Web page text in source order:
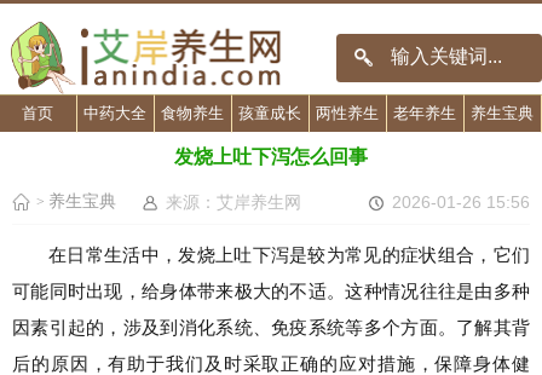
首页 中药大全 食物养生 孩童成长 两性养生 老年养生 养生宝典
发烧上吐下泻怎么回事
> 养生宝典 来源：艾岸养生网 2026-01-26 15:56
在日常生活中，发烧上吐下泻是较为常见的症状组合，它们
可能同时出现，给身体带来极大的不适。这种情况往往是由多种
因素引起的，涉及到消化系统、免疫系统等多个方面。了解其背
后的原因，有助于我们及时采取正确的应对措施，保障身体健